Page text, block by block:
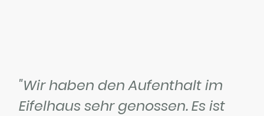
"Wir haben den Aufenthalt im
Eifelhaus sehr genossen. Es ist